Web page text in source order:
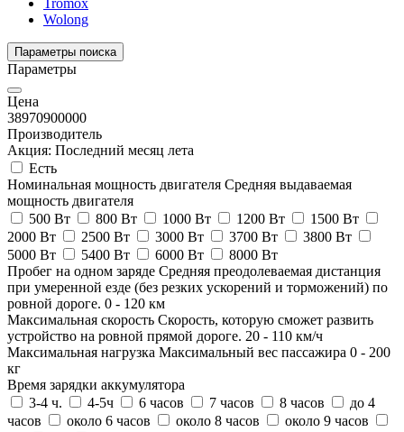
Wolong
Параметры поиска
Параметры
Цена
38970900000
Производитель
Акция: Последний месяц лета
Есть
Номинальная мощность двигателя Средняя выдаваемая
мощность двигателя
500 Вт
800 Вт 1000 Вт 1200 Вт
1500 Вт
2000 Вт
2500 Вт 3000 Вт 3700 Вт
3800 Вт
5000 Вт
5400 Вт 6000 Вт
8000 Вт
Пробег на одном заряде Средняя преодолеваемая дистанция
при умеренной езде (без резких ускорений и торможений) по
ровной дороге. 0 - 120 км
Максимальная скорость Скорость, которую сможет развить
устройство на ровной прямой дороге. 20 - 110 км/ч
Максимальная нагрузка Максимальный вес пассажира 0 - 200
кг
Время зарядки аккумулятора
3-4 ч.
4-5ч 6 часов 7 часов 8 часов
до 4
часов
около 6 часов около 8 часов
около 9 часов